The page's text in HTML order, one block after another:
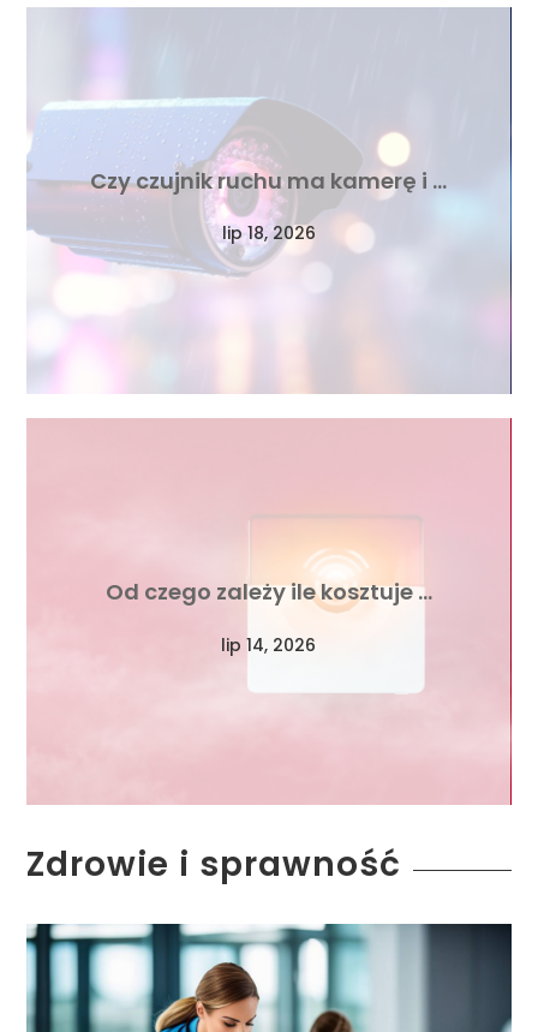
Czy czujnik ruchu ma kamerę i …
lip 18, 2026
Od czego zależy ile kosztuje …
lip 14, 2026
Zdrowie i sprawność